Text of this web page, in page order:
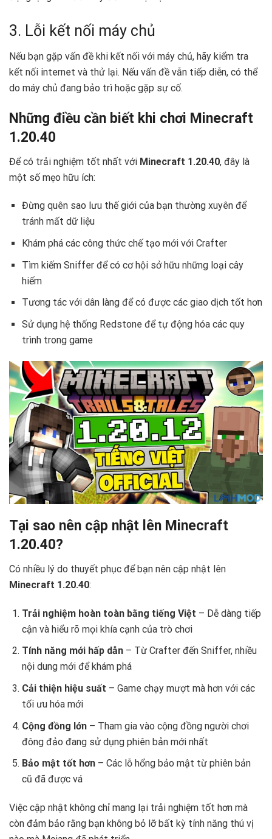
3. Lỗi kết nối máy chủ
Nếu bạn gặp vấn đề khi kết nối với máy chủ, hãy kiểm tra
kết nối internet và thử lại. Nếu vấn đề vẫn tiếp diễn, có thể
do máy chủ đang bảo trì hoặc gặp sự cố.
Những điều cần biết khi chơi Minecraft
1.20.40
Để có trải nghiệm tốt nhất với Minecraft 1.20.40, đây là
một số mẹo hữu ích:
Đừng quên sao lưu thế giới của bạn thường xuyên để
tránh mất dữ liệu
Khám phá các công thức chế tạo mới với Crafter
Tìm kiếm Sniffer để có cơ hội sở hữu những loại cây
hiếm
Tương tác với dân làng để có được các giao dịch tốt hơn
Sử dụng hệ thống Redstone để tự động hóa các quy
trình trong game
Tại sao nên cập nhật lên Minecraft
1.20.40?
Có nhiều lý do thuyết phục để bạn nên cập nhật lên
Minecraft 1.20.40:
Trải nghiệm hoàn toàn bằng tiếng Việt – Dễ dàng tiếp
cận và hiểu rõ mọi khía cạnh của trò chơi
Tính năng mới hấp dẫn– Từ Crafter đến Sniffer, nhiều
nội dung mới để khám phá
Cải thiện hiệu suất – Game chạy mượt mà hơn với các
tối ưu hóa mới
Cộng đồng lớn– Tham gia vào cộng đồng người chơi
đông đảo đang sử dụng phiên bản mới nhất
Bảo mật tốt hơn– Các lỗ hổng bảo mật từ phiên bản
cũ đã được vá
Việc cập nhật không chỉ mang lại trải nghiệm tốt hơn mà
còn đảm bảo rằng bạn không bỏ lỡ bất kỳ tính năng thú vị